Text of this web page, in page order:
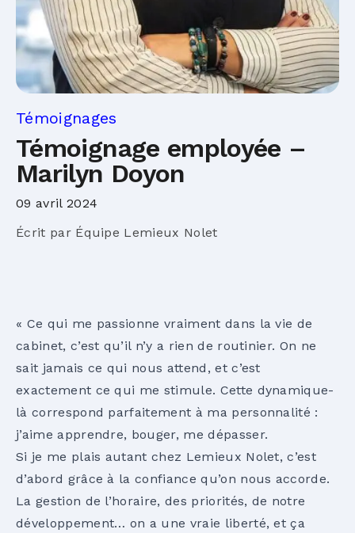
Témoignages
Témoignage employée –
Marilyn Doyon
09 avril 2024
Écrit par Équipe Lemieux Nolet
« Ce qui me passionne vraiment dans la vie de
cabinet, c’est qu’il n’y a rien de routinier. On ne
sait jamais ce qui nous attend, et c’est
exactement ce qui me stimule. Cette dynamique-
là correspond parfaitement à ma personnalité :
j’aime apprendre, bouger, me dépasser.
Si je me plais autant chez Lemieux Nolet, c’est
d’abord grâce à la confiance qu’on nous accorde.
La gestion de l’horaire, des priorités, de notre
développement… on a une vraie liberté, et ça